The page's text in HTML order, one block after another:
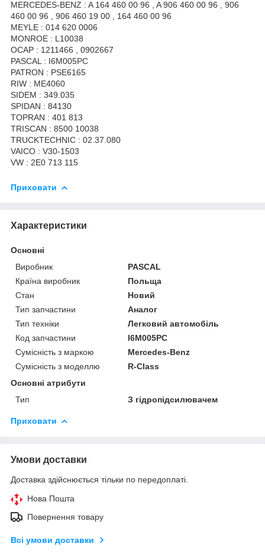
MERCEDES-BENZ : A 164 460 00 96 , A 906 460 00 96 , 906
460 00 96 , 906 460 19 00 , 164 460 00 96
MEYLE : 014 620 0006
MONROE : L10038
OCAP : 1211466 , 0902667
PASCAL : I6M005PC
PATRON : PSE6165
RIW : ME4060
SIDEM : 349.035
SPIDAN : 84130
TOPRAN : 401 813
TRISCAN : 8500 10038
TRUCKTECHNIC : 02.37.080
VAICO : V30-1503
VW : 2E0 713 115
Приховати
Характеристики
Основні
Виробник
PASCAL
Країна виробник
Польща
Стан
Новий
Тип запчастини
Аналог
Тип техніки
Легковий автомобіль
Код запчастини
I6M005PC
Сумісність з маркою
Mercedes-Benz
Сумісність з моделлю
R-Class
Основні атрибути
Тип
З гідропідсилювачем
Приховати
Умови доставки
Доставка здійснюється тільки по передоплаті.
Нова Пошта
Повернення товару
Всі умови доставки